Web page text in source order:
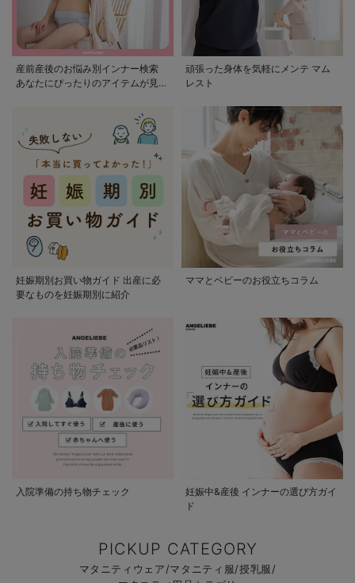
産前産後のお悩み別インナー検索
あなたにぴったりのアイテムが見つ
頑張った身体を気軽にメンテ マム
レスト
妊娠期別お買い物ガイド 出産に必
要なものを妊娠期別に紹介
ママとベビーのお役立ちコラム
入院準備の持ち物チェック
妊娠中&産後 インナーの選び方ガイ
ド
PICKUP CATEGORY
マタニティウェア/マタニティ服/授乳服/